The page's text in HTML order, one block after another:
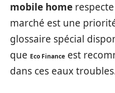
mobile home
marché est une
glossaire spécial
que Eco Finance est
dans ces eaux